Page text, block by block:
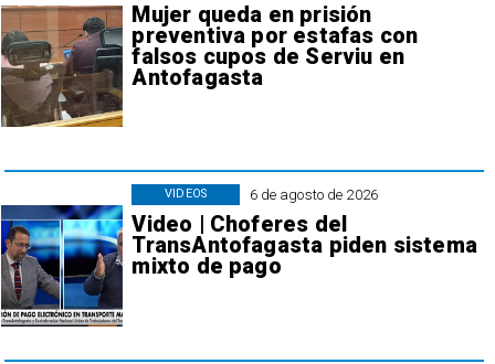
Mujer queda en prisión
preventiva por estafas con
falsos cupos de Serviu en
Antofagasta
6 de agosto de 2026
Video | Choferes del
TransAntofagasta piden sistema
mixto de pago
VIDEOS